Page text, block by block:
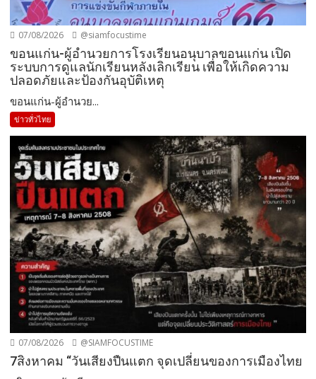
07/08/2026 @siamfocustime
ขอนแก่น-ผู้อำนวยการโรงเรียนอนุบาลขอนแก่น เปิด
ระบบการดูแลนักเรียนหลังเลิกเรียน เพื่อให้เกิดความ
ปลอดภัยและป้องกันอุบัติเหตุ
ขอนแก่น-ผู้อำนวย...
ข่าวทั่วไทย
07/08/2026 @SIAMFOCUSTIME
7สิงหาคม “วันเสียงปืนแตก จุดเปลี่ยนของการเมืองไทย